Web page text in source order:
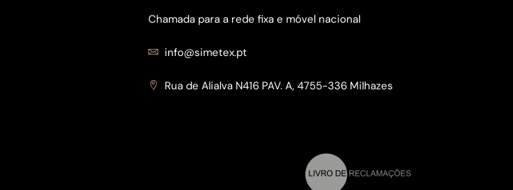
Chamada para a rede fixa e móvel nacional
info@simetex.pt
Rua de Alialva N416 PAV. A, 4755-336 Milhazes